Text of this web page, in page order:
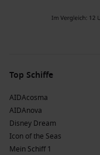
Top Schiffe
AIDAcosma
AIDAnova
Disney Dream
Icon of the Seas
Mein Schiff 1